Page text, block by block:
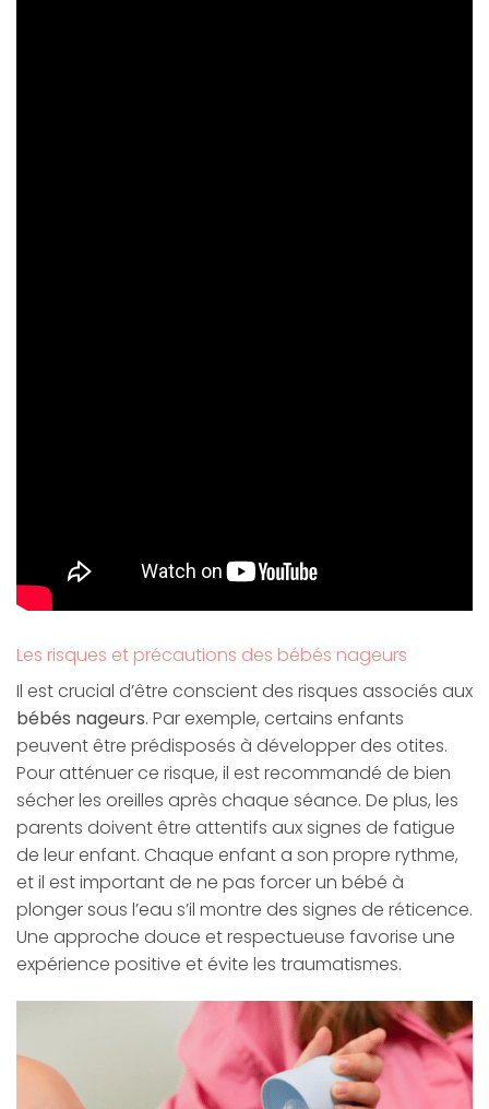
Les risques et précautions des bébés nageurs
Il est crucial d’être conscient des risques associés aux
bébés nageurs. Par exemple, certains enfants
peuvent être prédisposés à développer des otites.
Pour atténuer ce risque, il est recommandé de bien
sécher les oreilles après chaque séance. De plus, les
parents doivent être attentifs aux signes de fatigue
de leur enfant. Chaque enfant a son propre rythme,
et il est important de ne pas forcer un bébé à
plonger sous l’eau s’il montre des signes de réticence.
Une approche douce et respectueuse favorise une
expérience positive et évite les traumatismes.